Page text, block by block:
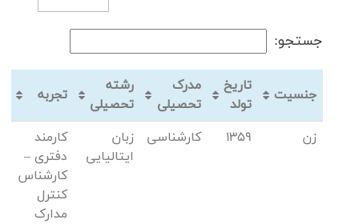
جستجو:
جنسیت
تاریخ
تولد
مدرک
تحصیلی
رشته
تحصیلی
تجربه
زن 1359 کارشناسی
زبان
ایتالیایی
کارمند
دفتری –
کارشناس
کنترل
مدارک